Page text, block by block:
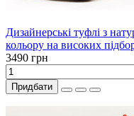
Дизайнерські туфлі з
кольору на високих
3490 грн
Придбати